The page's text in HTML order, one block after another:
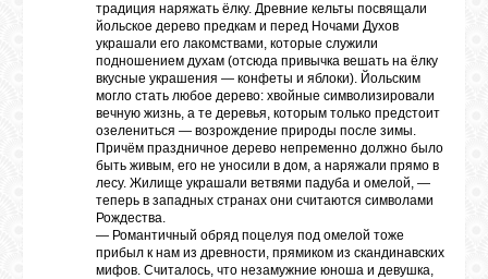
традиция наряжать ёлку. Древние кельты посвящали
йольское дерево предкам и перед Ночами Духов
украшали его лакомствами, которые служили
подношением духам (отсюда привычка вешать на ёлку
вкусные украшения — конфеты и яблоки). Йольским
могло стать любое дерево: хвойные символизировали
вечную жизнь, а те деревья, которым только предстоит
озелениться — возрождение природы после зимы.
Причём праздничное дерево непременно должно было
быть живым, его не уносили в дом, а наряжали прямо в
лесу. Жилище украшали ветвями падуба и омелой, —
теперь в западных странах они считаются символами
Рождества.
— Романтичный обряд поцелуя под омелой тоже
прибыл к нам из древности, прямиком из скандинавских
мифов. Считалось, что незамужние юноша и девушка,